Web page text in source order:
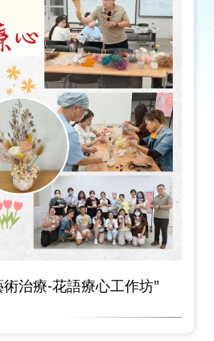
術治療-花語療心工作坊"